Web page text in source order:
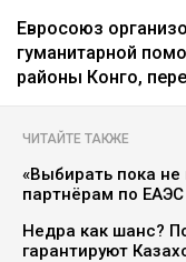
Евросоюз
гуманитарной
районы Конго,
ЧИТАЙТЕ ТАКЖЕ
«Выбирать пока не
партнёрам по ЕАЭС
Недра как шанс?
гарантируют